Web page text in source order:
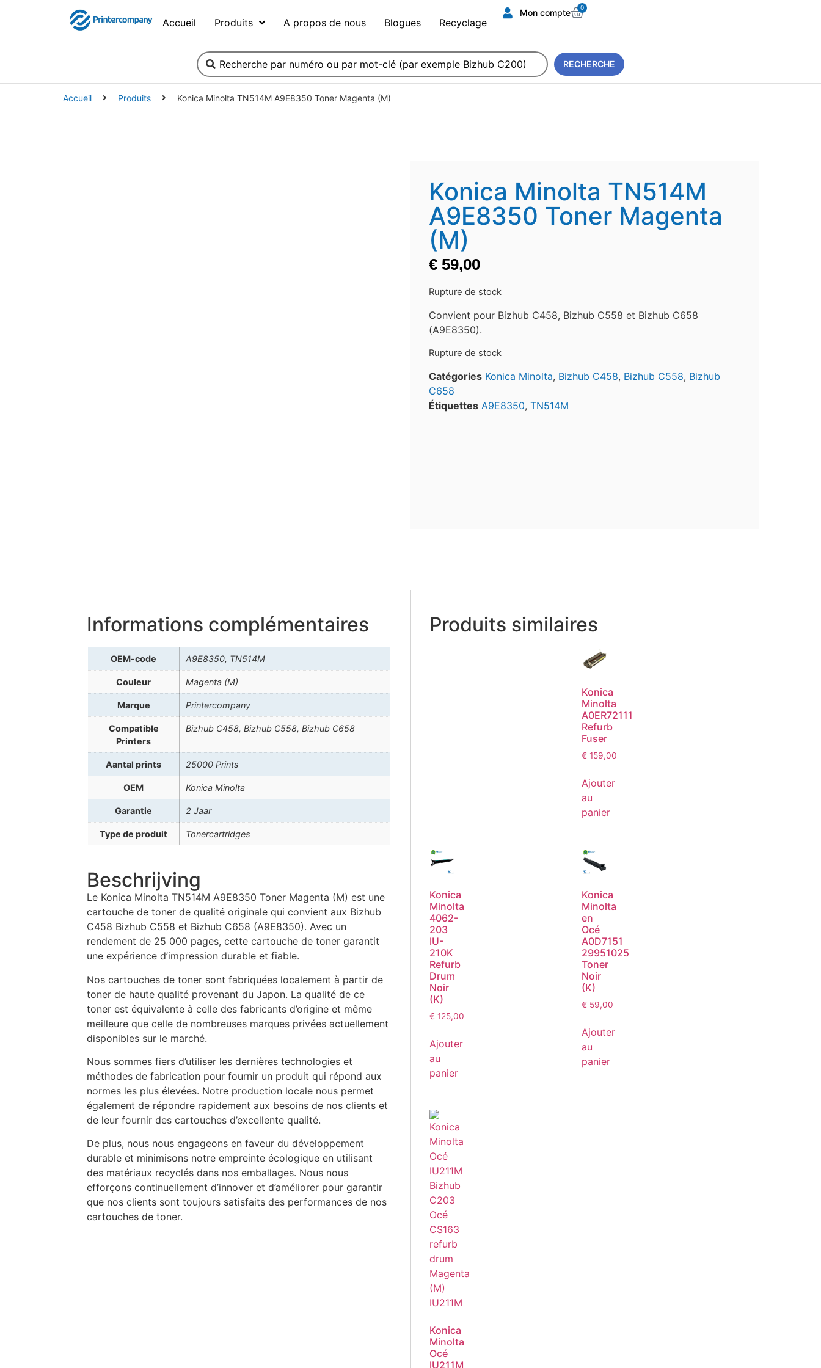
Accueil Produits A propos de nous Blogues Recyclage
Mon compte 0
RECHERCHE
Accueil Produits Konica Minolta TN514M A9E8350 Toner Magenta (M)
Konica Minolta TN514M
A9E8350 Toner Magenta
(M)
€ 59,00
Rupture de stock
Convient pour Bizhub C458, Bizhub C558 et Bizhub C658
(A9E8350).
Rupture de stock
Catégories Konica Minolta, Bizhub C458, Bizhub C558, Bizhub
C658
Étiquettes A9E8350, TN514M
Informations complémentaires
OEM-code A9E8350, TN514M
Couleur Magenta (M)
Marque Printercompany
Compatible
Printers
Bizhub C458, Bizhub C558, Bizhub C658
Aantal prints 25000 Prints
OEM Konica Minolta
Garantie 2 Jaar
Type de produit Tonercartridges
Beschrijving
Le Konica Minolta TN514M A9E8350 Toner Magenta (M) est une
cartouche de toner de qualité originale qui convient aux Bizhub
C458 Bizhub C558 et Bizhub C658 (A9E8350). Avec un
rendement de 25 000 pages, cette cartouche de toner garantit
une expérience d’impression durable et fiable.
Nos cartouches de toner sont fabriquées localement à partir de
toner de haute qualité provenant du Japon. La qualité de ce
toner est équivalente à celle des fabricants d’origine et même
meilleure que celle de nombreuses marques privées actuellement
disponibles sur le marché.
Nous sommes fiers d’utiliser les dernières technologies et
méthodes de fabrication pour fournir un produit qui répond aux
normes les plus élevées. Notre production locale nous permet
également de répondre rapidement aux besoins de nos clients et
de leur fournir des cartouches d’excellente qualité.
De plus, nous nous engageons en faveur du développement
durable et minimisons notre empreinte écologique en utilisant
des matériaux recyclés dans nos emballages. Nous nous
efforçons continuellement d’innover et d’améliorer pour garantir
que nos clients sont toujours satisfaits des performances de nos
cartouches de toner.
Produits similaires
Konica
Minolta
A0ER72111
Refurb
Fuser
€ 159,00
Ajouter
au
panier
Konica
Minolta
4062-
203
IU-
210K
Refurb
Drum
Noir
(K)
€ 125,00
Ajouter
au
panier
Konica
Minolta
en
Océ
A0D7151
29951025
Toner
Noir
(K)
€ 59,00
Ajouter
au
panier
Konica
Minolta
Océ
IU211M